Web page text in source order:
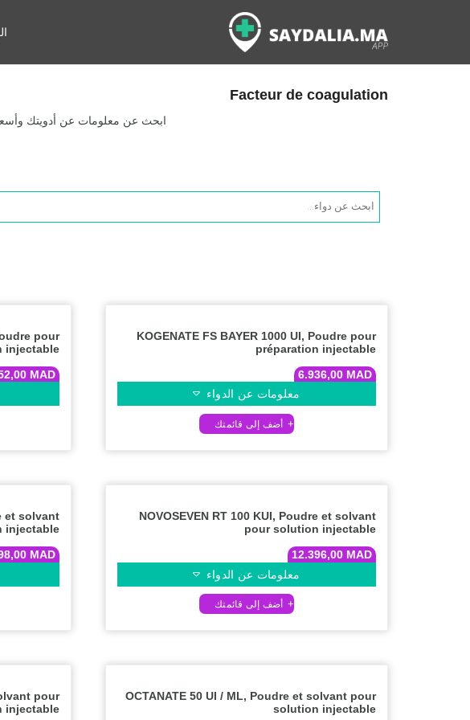
Facteur de coagulation
ابحث عن معلومات عن أدويتك
Products
search
KOGENATE FS BAYER 1000 UI, Poudre pour
préparation injectable
6.936,00 MAD
معلومات عن الدواء
pour
injectable
MAD
NOVOSEVEN RT 100 KUI, Poudre et solvant
pour solution injectable
12.396,00 MAD
معلومات عن الدواء
et solvant
injectable
MAD
OCTANATE 50 UI / ML, Poudre et solvant pour
solution injectable
pour
injectable